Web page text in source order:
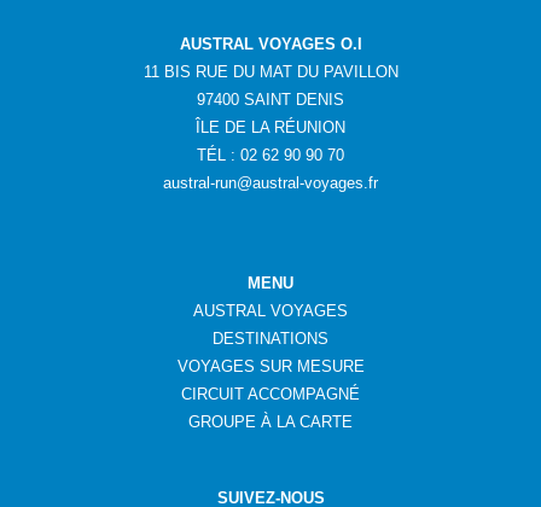
AUSTRAL VOYAGES O.I
11 BIS RUE DU MAT DU PAVILLON
97400 SAINT DENIS
ÎLE DE LA RÉUNION
TÉL : 02 62 90 90 70
austral-run@austral-voyages.fr
MENU
AUSTRAL VOYAGES
DESTINATIONS
VOYAGES SUR MESURE
CIRCUIT ACCOMPAGNÉ
GROUPE À LA CARTE
SUIVEZ-NOUS